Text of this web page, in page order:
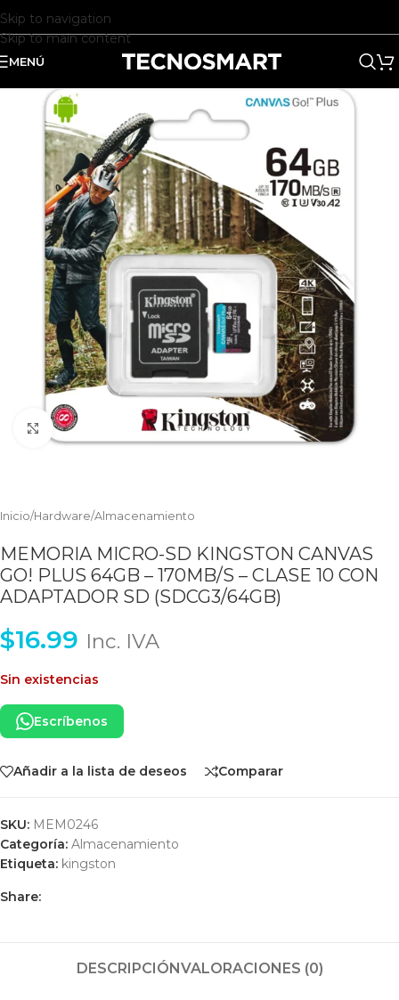
Skip to navigation
Skip to main content
MENÚ
Clic para ampliar
Inicio/Hardware/Almacenamiento
MEMORIA MICRO-SD KINGSTON CANVAS
GO! PLUS 64GB – 170MB/S – CLASE 10 CON
ADAPTADOR SD (SDCG3/64GB)
$16.99 Inc. IVA
Sin existencias
Escríbenos
Añadir a la lista de deseos Comparar
SKU: MEM0246
Categoría: Almacenamiento
Etiqueta: kingston
Share:
DESCRIPCIÓNVALORACIONES (0)